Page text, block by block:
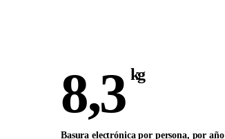
8,3 kg
Basura electrónica por persona, por año